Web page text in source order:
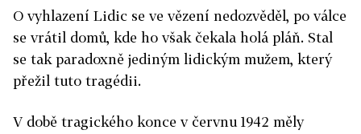
O vyhlazení Lidic se ve vězení nedozvěděl, po válce
se vrátil domů, kde ho však čekala holá pláň. Stal
se tak paradoxně jediným lidickým mužem, který
přežil tuto tragédii.
V době tragického konce v červnu 1942 měly